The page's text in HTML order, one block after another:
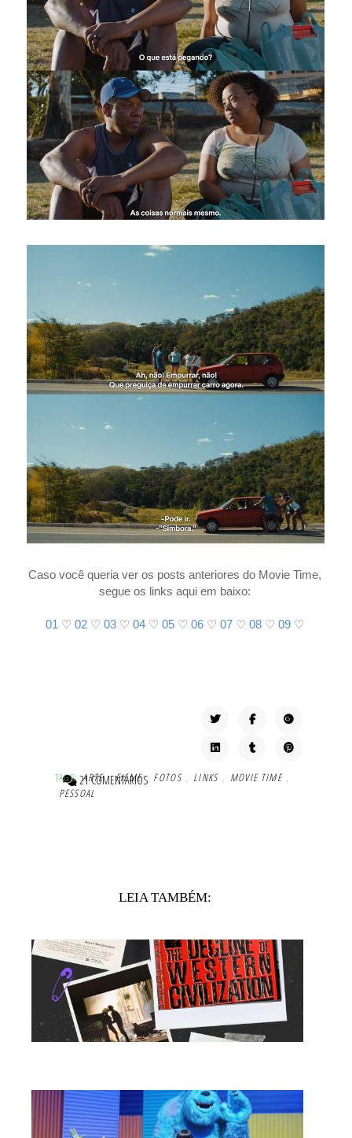
Caso você queria ver os posts anteriores do Movie Time,
segue os links aqui em baixo:
01 ♡02 ♡03 ♡04 ♡05 ♡06 ♡07 ♡08 ♡09 ♡
21 COMENTÁRIOS
TAG'S: ARTE , FILME , FOTOS , LINKS , MOVIE TIME ,
PESSOAL
LEIA TAMBÉM: